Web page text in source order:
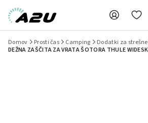
Domov Prosti čas Camping
Dodatki za
DEŽNA ZAŠČITA ZA VRATA ŠOTORA THULE